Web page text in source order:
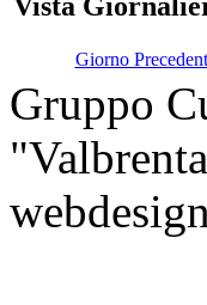
Giorno
Gruppo